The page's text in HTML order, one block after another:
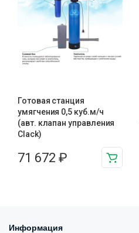
Готовая станция
умягчения 0,5 куб.м/ч
(авт. клапан управления
Clack)
71 672 ₽
Информация